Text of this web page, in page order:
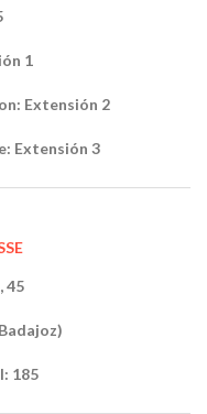
1
Extensión 2
Extensión 3
45
185